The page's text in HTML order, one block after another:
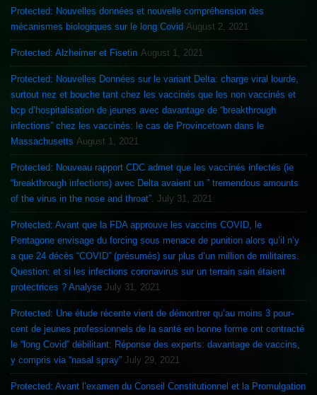
Protected: Nouvelles données et nouvelle compréhension des
mécanismes biologiques sur le long Covid August 2, 2021
Protected: Alzheimer et Fisetin August 1, 2021
Protected: Nouvelles Données sur le variant Delta: charge viral lourde,
surtout nez et bouche tant chez les vaccinés que les non vaccinés et
bcp d’hospitalisation de jeunes avec davantage de “breakthrough
infections” chez les vaccinés: le cas de Provincetown dans le
Massachusetts August 1, 2021
Protected: Nouveau rapport CDC admet que les vaccinés infectés (ie
“breakthrough infections) avec Delta avaient un ” tremendous amounts
of the virus in the nose and throat”. July 31, 2021
Protected: Avant que la FDA approuve les vaccins COVID, le
Pentagone envisage du forcing sous menace de punition alors qu’il n’y
a que 24 décès “COVID” (présumés) sur plus d’un million de militaires.
Question: et si les infections coronavirus sur un terrain sain étaient
protectrices ? Analyse July 31, 2021
Protected: Une étude récente vient de démontrer qu’au moins 3 pour-
cent de jeunes professionnels de la santé en bonne forme ont contracté
le “long Covid” débilitant: Réponse des experts: davantage de vaccins,
y compris via “nasal spray” July 29, 2021
Protected: Avant l’examen du Conseil Constitutionnel et la Promulgation